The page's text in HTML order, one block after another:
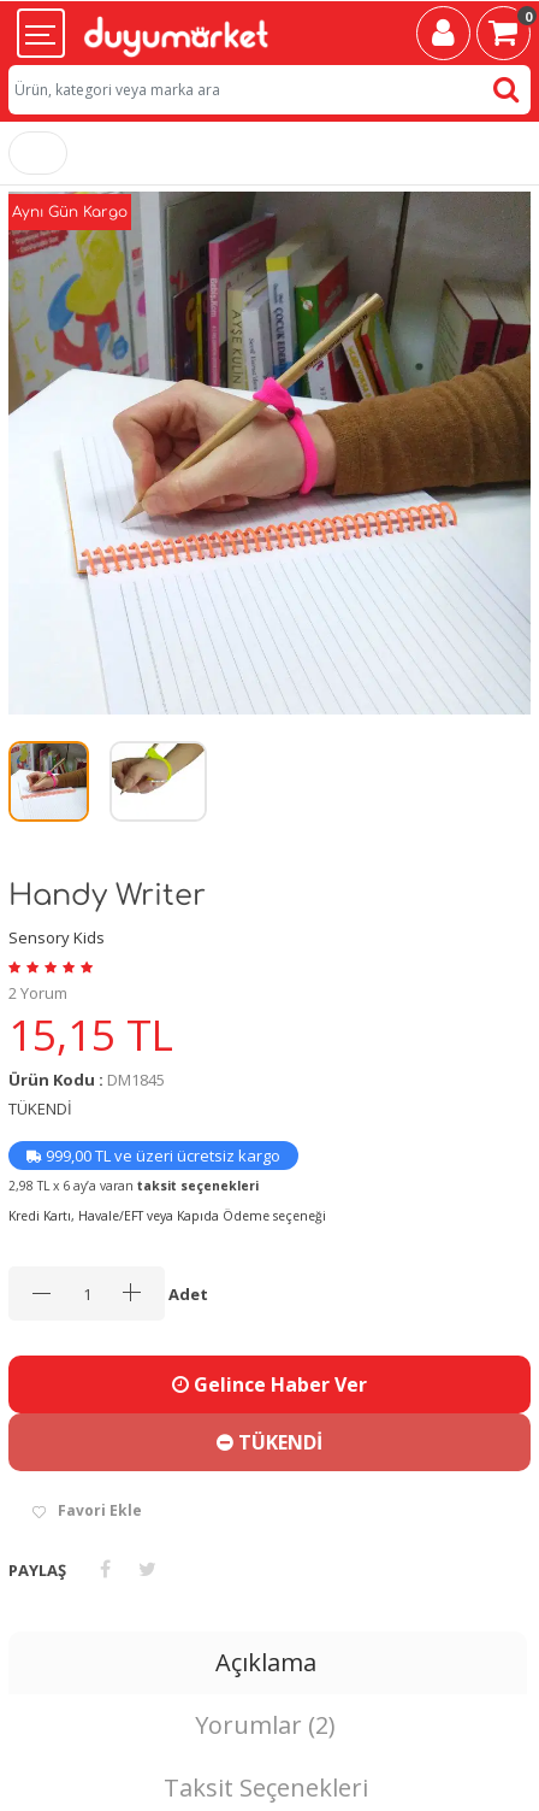
0
Aynı Gün Kargo
Handy Writer
Sensory Kids
2 Yorum
15,15 TL
Ürün Kodu : DM1845
TÜKENDİ
999,00 TL ve üzeri ücretsiz kargo
2,98 TL x 6 ay’a varan taksit seçenekleri
Kredi Kartı, Havale/EFT veya Kapıda Ödeme seçeneği
Adet
Gelince Haber Ver
TÜKENDİ
Favori Ekle
PAYLAŞ
Açıklama
Yorumlar (2)
Taksit Seçenekleri